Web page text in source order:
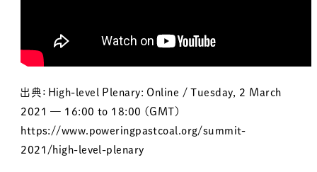
出典：High-level Plenary: Online / Tuesday, 2 March
2021 — 16:00 to 18:00 (GMT)
https://www.poweringpastcoal.org/summit-
2021/high-level-plenary